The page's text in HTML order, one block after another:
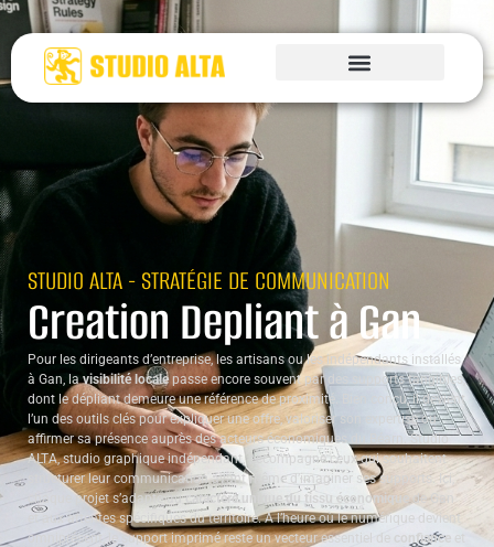
STUDIO ALTA - STRATÉGIE DE COMMUNICATION
Creation Depliant à Gan
Pour les dirigeants d’entreprise, les artisans ou les indépendants installés
à Gan, lavisibilité localepasse encore souvent par des supports tangibles,
dont le dépliant demeure une référence de proximité. Bien conçu, il devient
l’un des outils clés pour expliquer une offre, valoriser son expertise ou
affirmer sa présence auprès des acteurs économiques du Béarn. Studio
ALTA, studio graphique indépendant, accompagne ceux qui souhaitent
structurer leur communication avant même d’imaginer ses supports. Ici,
chaque projet s’adapte aucaractère unique du tissu économiquede Gan
et aux attentes spécifiques du territoire. À l’heure où le numérique devient
omniprésent, le support imprimé reste un vecteur essentiel de
confiance